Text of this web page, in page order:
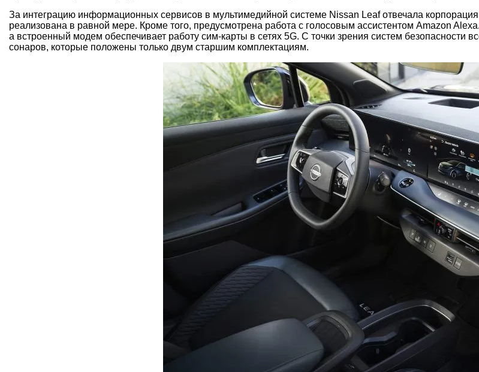
За интеграцию информационных сервисов в мультимедийной системе Nissan Leaf отвечала
реализована в равной мере. Кроме того, предусмотрена работа с голосовым ассистентом Amazon
а встроенный модем обеспечивает работу сим-карты в сетях 5G. С точки зрения систем безопасности
сонаров, которые положены только двум старшим комплектациям.